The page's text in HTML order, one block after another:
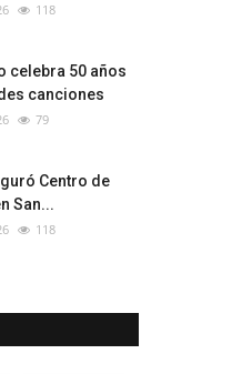
118
celebra 50 años
canciones
79
Centro de
San...
118